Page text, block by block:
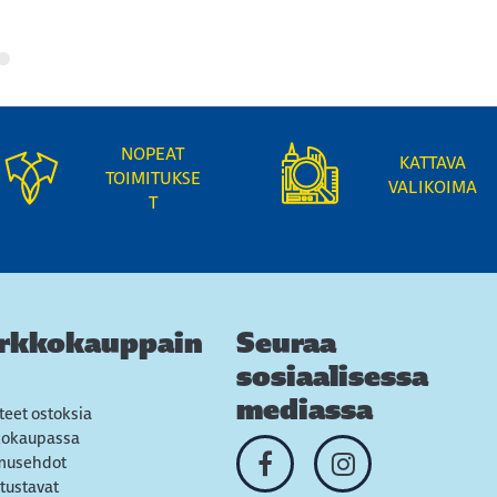
NOPEAT
TOIMITUKSE
T
KATTAVA
VALIKOIMA
ostoksia
Seuraa
sosiaalisessa
mediassa